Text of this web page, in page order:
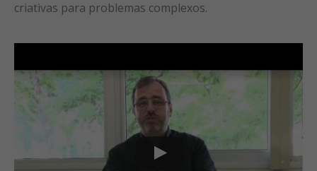
criativas para problemas complexos.